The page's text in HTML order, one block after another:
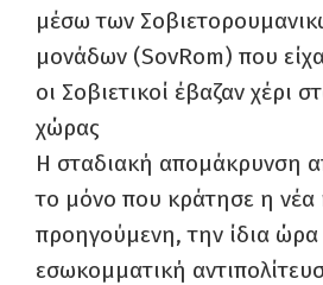
μέσω των
μονάδων (SovRom) που
οι Σοβιετικοί έβαζαν χέρι
χώρας
Η σταδιακή απομάκρυνση
το μόνο που κράτησε η νέα
προηγούμενη, την ίδια
εσωκομματική